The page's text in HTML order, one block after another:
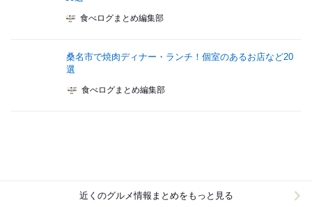
食べログまとめ編集部
桑名市で焼肉ディナー・ランチ！個室のあるお店など20
選
食べログまとめ編集部
近くのグルメ情報まとめをもっと見る